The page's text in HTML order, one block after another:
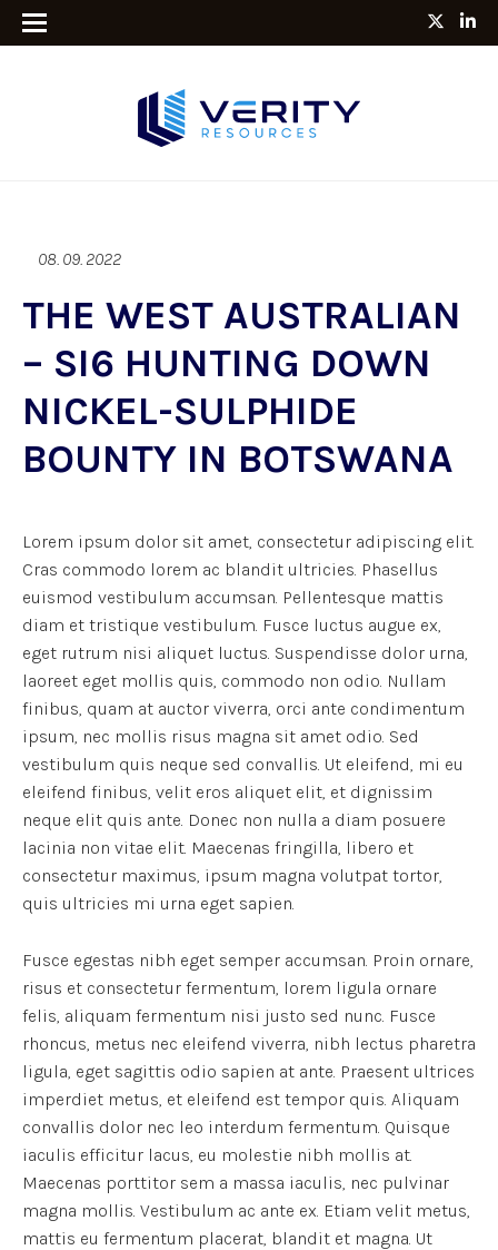
08. 09. 2022
THE WEST AUSTRALIAN
– SI6 HUNTING DOWN
NICKEL-SULPHIDE
BOUNTY IN BOTSWANA
Lorem ipsum dolor sit amet, consectetur adipiscing elit.
Cras commodo lorem ac blandit ultricies. Phasellus
euismod vestibulum accumsan. Pellentesque mattis
diam et tristique vestibulum. Fusce luctus augue ex,
eget rutrum nisi aliquet luctus. Suspendisse dolor urna,
laoreet eget mollis quis, commodo non odio. Nullam
finibus, quam at auctor viverra, orci ante condimentum
ipsum, nec mollis risus magna sit amet odio. Sed
vestibulum quis neque sed convallis. Ut eleifend, mi eu
eleifend finibus, velit eros aliquet elit, et dignissim
neque elit quis ante. Donec non nulla a diam posuere
lacinia non vitae elit. Maecenas fringilla, libero et
consectetur maximus, ipsum magna volutpat tortor,
quis ultricies mi urna eget sapien.
Fusce egestas nibh eget semper accumsan. Proin ornare,
risus et consectetur fermentum, lorem ligula ornare
felis, aliquam fermentum nisi justo sed nunc. Fusce
rhoncus, metus nec eleifend viverra, nibh lectus pharetra
ligula, eget sagittis odio sapien at ante. Praesent ultrices
imperdiet metus, et eleifend est tempor quis. Aliquam
convallis dolor nec leo interdum fermentum. Quisque
iaculis efficitur lacus, eu molestie nibh mollis at.
Maecenas porttitor sem a massa iaculis, nec pulvinar
magna mollis. Vestibulum ac ante ex. Etiam velit metus,
mattis eu fermentum placerat, blandit et magna. Ut